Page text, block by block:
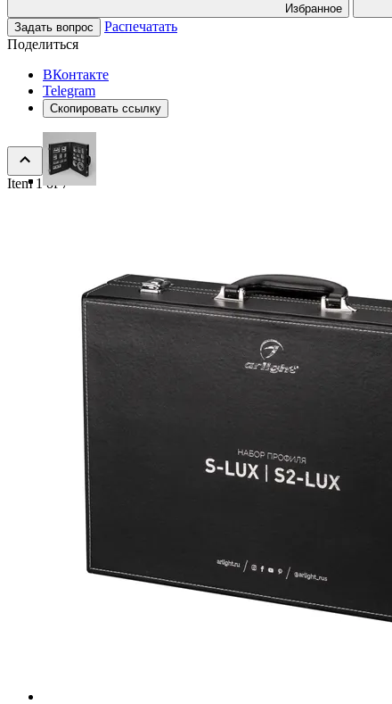
Избранное
Задать вопрос
Распечатать
Поделиться
ВКонтакте
Telegram
Скопировать ссылку
Item 1 of 7